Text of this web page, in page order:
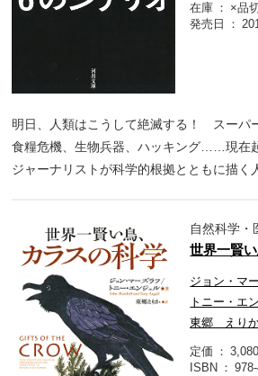
在庫
×品
発売日
明日、人類はこうして絶滅する！ スーパ
食糧危機、生物兵器、ハッキング……現在
ジャーナリストが科学的根拠とともに描く
自然科学・
世界一賢
ジョン・マ
トニー・エ
東郷 えり
定価
ISBN